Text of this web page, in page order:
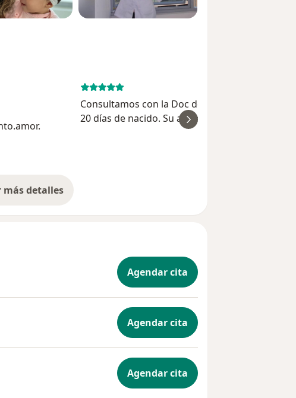
Consultamos con la Doc desde que mi bebé tenía
20 días de nacido. Su acompañamiento es muy
profesional y resuelve todas mis dudas, frente al
más detalles
sobre la experiencia
Agendar cita
Agendar cita
Agendar cita